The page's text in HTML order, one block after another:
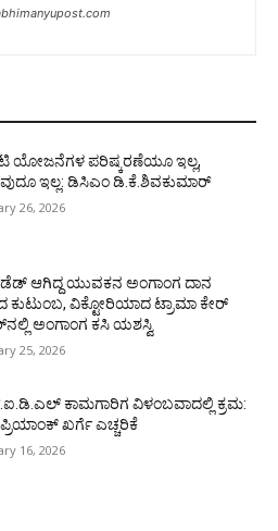
ಯೋಜನೆಗಳ ಪರಿಷ್ಕರಣೆಯೂ ಇಲ್ಲ,
ಇಲ್ಲ: ಡಿಸಿಎಂ ಡಿ.ಕೆ.ಶಿವಕುಮಾರ್
26, 2026
ಡೆಡ್‌ ಆಗಿದ್ದ ಯುವಕನ ಅಂಗಾಂಗ ದಾನ
ಕುಟುಂಬ, ವಿಕ್ಟೋರಿಯಾದ ಟ್ರಾಮಾ ಕೇರ್‌
ಅಂಗಾಂಗ ಕಸಿ ಯಶಸ್ವಿ
25, 2026
ಕಾಮಗಾರಿಗ ವಿಳಂಬವಾದಲ್ಲಿ ಕ್ರಮ:
ಖರ್ಗೆ ಎಚ್ಚರಿಕೆ
16, 2026